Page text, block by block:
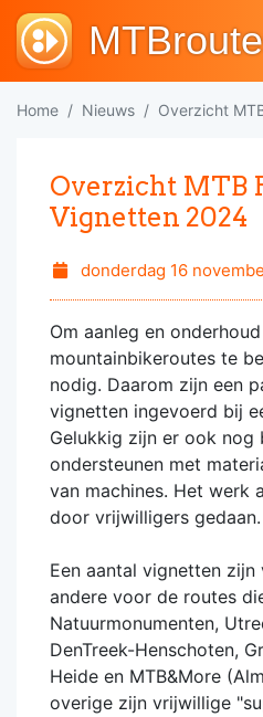
Home Nieuws Overzicht
Overzicht MTB
Vignetten 2024
donderdag 16
Om aanleg en
mountainbikeroutes te
nodig. Daarom zijn een
vignetten ingevoerd bij
Gelukkig zijn er ook nog
ondersteunen met
van machines. Het werk
door vrijwilligers gedaan.
Een aantal vignetten
andere voor de routes
Natuurmonumenten,
DenTreek-Henschoten,
Heide en MTB&More
overige zijn vrijwillige